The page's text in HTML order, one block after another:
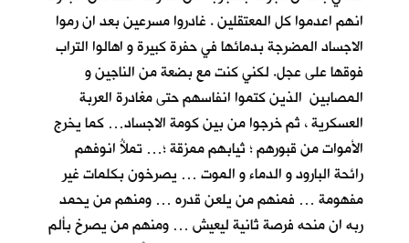
انهم اعدموا كل المعتقلين . غادروا مسرعين بعد ان رموا
الاجساد المضرجة بدمائها في حفرة كبيرة و اهالوا التراب
فوقها على عجل. لكني كنت مع بضعة من الناجين و
المصابين الذين كتموا انفاسهم حتى مغادرة العربة
العسكرية ، ثم خرجوا من بين كومة الاجساد… كما يخرج
الأموات من قبورهم ؛ ثيابهم ممزقة ؛… تملأُ انوفهم
رائحة البارود و الدماء و الموت … يصرخون بكلمات غير
مفهومة … فمنهم من يلعن قدره … ومنهم من يحمد
ربه ان منحه فرصة ثانية ليعيش … ومنهم من يصرخ بألم